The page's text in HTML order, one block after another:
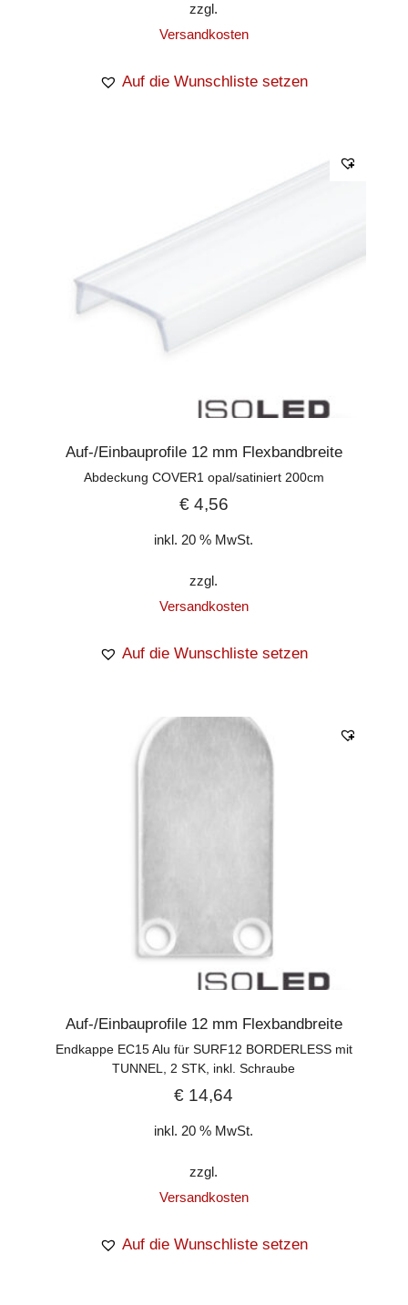
zzgl.
Versandkosten
Auf die Wunschliste setzen
Auf-/Einbauprofile 12 mm Flexbandbreite
Abdeckung COVER1 opal/satiniert 200cm
€4,56
inkl. 20 % MwSt.
zzgl.
Versandkosten
Auf die Wunschliste setzen
Auf-/Einbauprofile 12 mm Flexbandbreite
Endkappe EC15 Alu für SURF12 BORDERLESS mit
TUNNEL, 2 STK, inkl. Schraube
€ 14,64
inkl. 20 % MwSt.
zzgl.
Versandkosten
Auf die Wunschliste setzen